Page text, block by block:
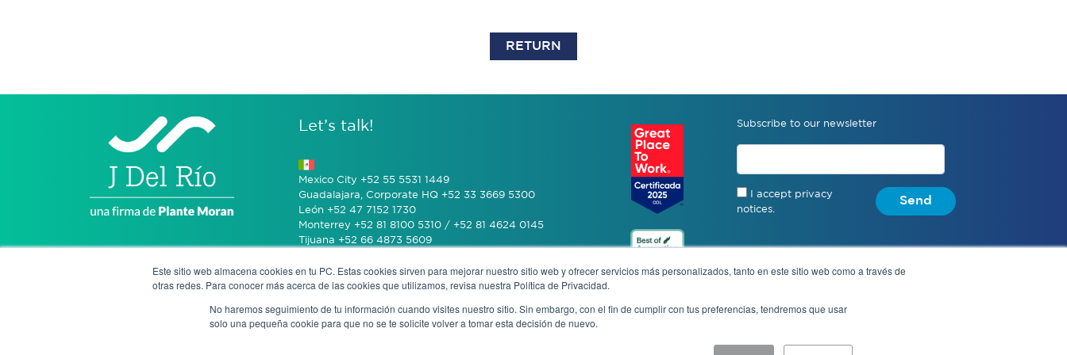
Este sitio web almacena cookies en tu PC. Estas cookies sirven para mejorar nuestro sitio web y ofrecer servicios más personalizados, tanto en este sitio web como a través de
otras redes. Para conocer más acerca de las cookies que utilizamos, revisa nuestra Política de Privacidad.
No haremos seguimiento de tu información cuando visites nuestro sitio. Sin embargo, con el fin de cumplir con tus preferencias, tendremos que usar
solo una pequeña cookie para que no se te solicite volver a tomar esta decisión de nuevo.
RETURN
Let’s talk!
Mexico City +52 55 5531 1449
Guadalajara, Corporate HQ +52 33 3669 5300
León +52 47 7152 1730
Monterrey +52 81 8100 5310 / +52 81 4624 0145
Tijuana +52 66 4873 5609
San José +506 4070 0742
Subscribe to our newsletter
I accept privacy
notices.
Send